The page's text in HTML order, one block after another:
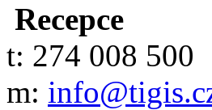
Recepce
t: 274 008 500
m: